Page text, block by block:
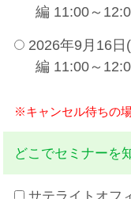
編 11:00～
2026年9月16
編 11:00～
※キャンセル待ちの
どこでセミナーを
サテライトオフ